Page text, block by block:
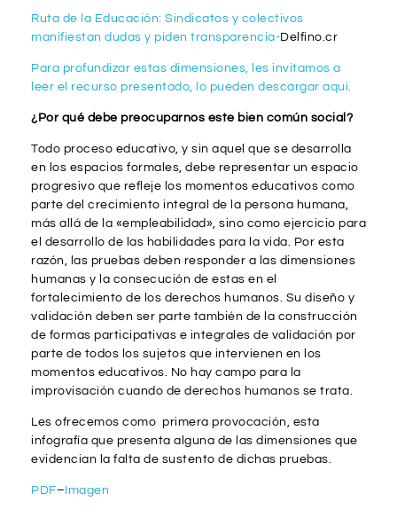
Ruta de la Educación: Sindicatos y colectivos
manifiestan dudas y piden transparencia-Delfino.cr
Para profundizar estas dimensiones, les invitamos a
leer el recurso presentado, lo pueden descargar aquí.
¿Por qué debe preocuparnos este bien común social?
Todo proceso educativo, y sin aquel que se desarrolla
en los espacios formales, debe representar un espacio
progresivo que refleje los momentos educativos como
parte del crecimiento integral de la persona humana,
más allá de la «empleabilidad», sino como ejercicio para
el desarrollo de las habilidades para la vida. Por esta
razón, las pruebas deben responder a las dimensiones
humanas y la consecución de estas en el
fortalecimiento de los derechos humanos. Su diseño y
validación deben ser parte también de la construcción
de formas participativas e integrales de validación por
parte de todos los sujetos que intervienen en los
momentos educativos. No hay campo para la
improvisación cuando de derechos humanos se trata.
Les ofrecemos como primera provocación, esta
infografía que presenta alguna de las dimensiones que
evidencian la falta de sustento de dichas pruebas.
PDF– Imagen